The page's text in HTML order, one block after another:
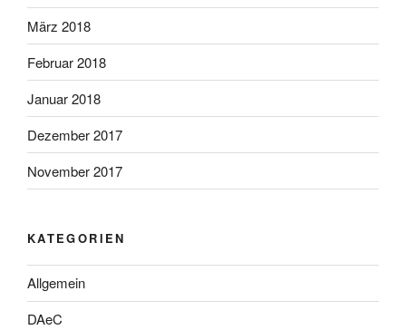
März 2018
Februar 2018
Januar 2018
Dezember 2017
November 2017
KATEGORIEN
Allgemein
DAeC